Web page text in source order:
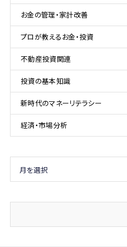
お金の管理・家計改善
プロが教えるお金・投資
不動産投資関連
投資の基本知識
新時代のマネーリテラシー
経済・市場分析
月を選択